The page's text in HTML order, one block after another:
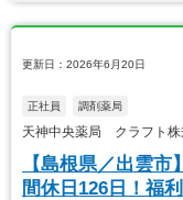
更新日：2026年6月20日
正社員 調剤薬局
天神中央薬局 クラフト株
【島根県／出雲
間休日126日！福